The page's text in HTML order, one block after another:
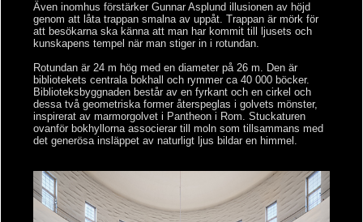
Även inomhus förstärker Gunnar Asplund illusionen av höjd
genom att låta trappan smalna av uppåt. Trappan är mörk för
att besökarna ska känna att man har kommit till ljusets och
kunskapens tempel när man stiger in i rotundan.
Rotundan är 24 m hög med en diameter på 26 m. Den är
bibliotekets centrala bokhall och rymmer ca 40 000 böcker.
Biblioteksbyggnaden består av en fyrkant och en cirkel och
dessa två geometriska former återspeglas i golvets mönster,
inspirerat av marmorgolvet i Pantheon i Rom. Stuckaturen
ovanför bokhyllorna associerar till moln som tillsammans med
det generösa insläppet av naturligt ljus bildar en himmel.